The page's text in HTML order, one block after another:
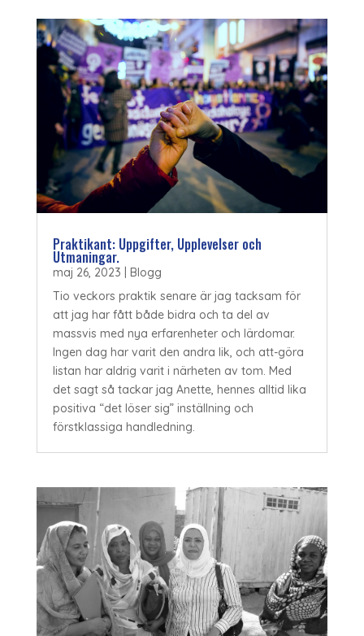
Praktikant: Uppgifter, Upplevelser och
Utmaningar.
maj 26, 2023
Blogg
Tio veckors praktik senare är jag tacksam för
att jag har fått både bidra och ta del av
massvis med nya erfarenheter och lärdomar.
Ingen dag har varit den andra lik, och att-göra
listan har aldrig varit i närheten av tom. Med
det sagt så tackar jag Anette, hennes alltid lika
positiva “det löser sig” inställning och
förstklassiga handledning.